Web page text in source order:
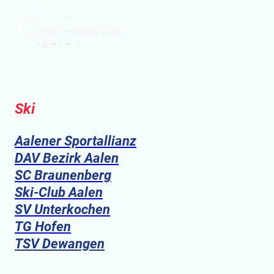
Ski
Aalener Sportallianz
DAV Bezirk Aalen
SC Braunenberg
Ski-Club Aalen
SV Unterkochen
TG Hofen
TSV Dewangen